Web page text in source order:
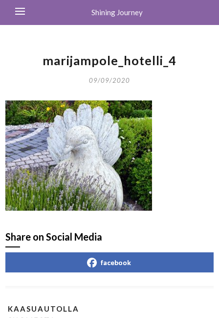
Shining Journey
marijampole_hotelli_4
09/09/2020
Share on Social Media
facebook
KAASUAUTOLLA